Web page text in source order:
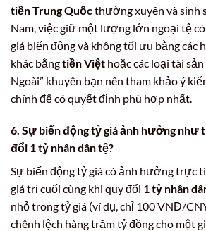
tiền Trung Quốcthường xuyên và sinh
Nam, việc giữ một lượng lớn ngoại tệ
giá biến động và không tối ưu bằng các
khác bằngtiền Việt hoặc các loại tài
Ngoài” khuyên bạn nên tham khảo ý
chính để có quyết định phù hợp nhất.
6. Sự biến động tỷ giá ảnh hưởng như
đổi 1 tỷ nhân dân tệ?
Sự biến động tỷ giá có ảnh hưởng trực
giá trị cuối cùng khi quy đổi 1 tỷ nhân
nhỏ trong tỷ giá (ví dụ, chỉ 100 VNĐ/
chênh lệch hàng trăm tỷ đồng cho một